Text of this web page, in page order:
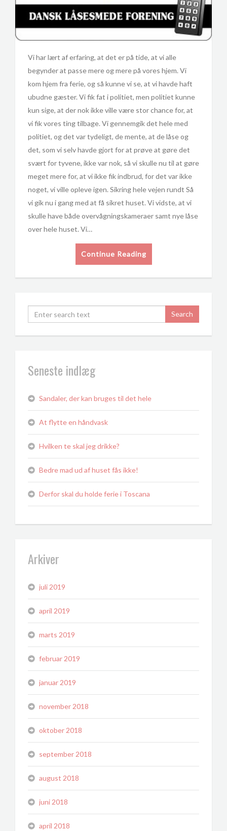
Vi har lært af erfaring, at det er på tide, at vi alle
begynder at passe mere og mere på vores hjem. Vi
kom hjem fra ferie, og så kunne vi se, at vi havde haft
ubudne gæster. Vi fik fat i politiet, men politiet kunne
kun sige, at der nok ikke ville være stor chance for, at
vi fik vores ting tilbage. Vi gennemgik det hele med
politiet, og det var tydeligt, de mente, at de låse og
det, som vi selv havde gjort for at prøve at gøre det
svært for tyvene, ikke var nok, så vi skulle nu til at gøre
meget mere for, at vi ikke fik indbrud, for det var ikke
noget, vi ville opleve igen. Sikring hele vejen rundt Så
vi gik nu i gang med at få sikret huset. Vi vidste, at vi
skulle have både overvågningskameraer samt nye låse
over hele huset. Vi…
Continue Reading
Seneste indlæg
Sandaler, der kan bruges til det hele
At flytte en håndvask
Hvilken te skal jeg drikke?
Bedre mad ud af huset fås ikke!
Derfor skal du holde ferie i Toscana
Arkiver
juli 2019
april 2019
marts 2019
februar 2019
januar 2019
november 2018
oktober 2018
september 2018
august 2018
juni 2018
april 2018